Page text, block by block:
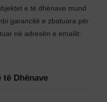
e të dhënave mund
garancitë e zbatuara për
në adresën e emailit:
Dhënave